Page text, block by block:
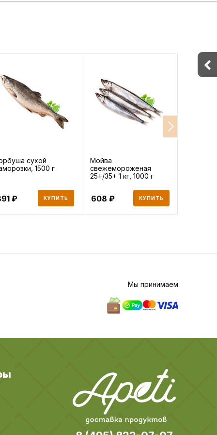
сухой
1500 г
КУПИТЬ
Мойва
свежемороженая
25+/35+ 1 кг, 1000 г
608 КУПИТЬ
Мы принимаем